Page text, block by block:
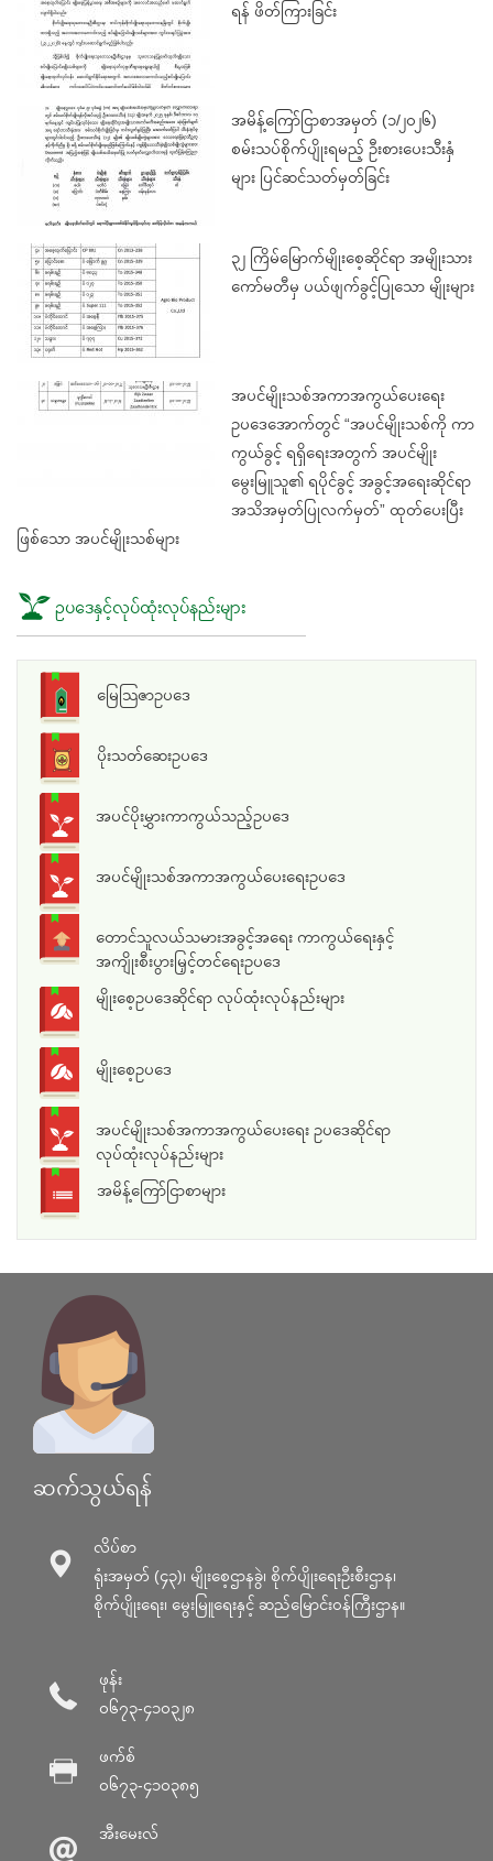
ရန် ဖိတ်ကြားခြင်း
အမိန့်ကြော်ငြာစာအမှတ် (၁/၂၀၂၆)
စမ်းသပ်စိုက်ပျိုးရမည့် ဦးစားပေးသီးနှံ
များ ပြင်ဆင်သတ်မှတ်ခြင်း
၃၂ ကြိမ်မြောက်မျိုးစေ့ဆိုင်ရာ အမျိုးသား
ကော်မတီမှ ပယ်ဖျက်ခွင့်ပြုသော မျိုးများ
အပင်မျိုးသစ်အကာအကွယ်ပေးရေး
ဥပဒေအောက်တွင် “အပင်မျိုးသစ်ကို ကာ
ကွယ်ခွင့် ရရှိရေးအတွက် အပင်မျိုး
မွေးမြူသူ၏ ရပိုင်ခွင့် အခွင့်အရေးဆိုင်ရာ
အသိအမှတ်ပြုလက်မှတ်” ထုတ်ပေးပြီး
ဖြစ်သော အပင်မျိုးသစ်များ
ဥပဒေနှင့်လုပ်ထုံးလုပ်နည်းများ
မြေသြဇာဥပဒေ
ပိုးသတ်ဆေးဥပဒေ
အပင်ပိုးမွှားကာကွယ်သည့်ဥပဒေ
အပင်မျိုးသစ်အကာအကွယ်ပေးရေးဥပဒေ
တောင်သူလယ်သမားအခွင့်အရေး ကာကွယ်ရေးနှင့်
အကျိုးစီးပွားမြှင့်တင်ရေးဥပဒေ
မျိုးစေ့ဥပဒေဆိုင်ရာ လုပ်ထုံးလုပ်နည်းများ
မျိုးစေ့ဥပဒေ
အပင်မျိုးသစ်အကာအကွယ်ပေးရေး ဥပဒေဆိုင်ရာ
လုပ်ထုံးလုပ်နည်းများ
အမိန့်ကြော်ငြာစာများ
ဆက်သွယ်ရန်
လိပ်စာ
ရုံးအမှတ် (၄၃)၊ မျိုးစေ့ဌာနခွဲ၊ စိုက်ပျိုးရေးဦးစီးဌာန၊
စိုက်ပျိုးရေး၊ မွေးမြူရေးနှင့် ဆည်မြောင်း၀န်ကြီးဌာန။
ဖုန်း
၀၆၇၃-၄၁၀၃၂၈
ဖက်စ်
၀၆၇၃-၄၁၀၃၈၅
အီးမေးလ်